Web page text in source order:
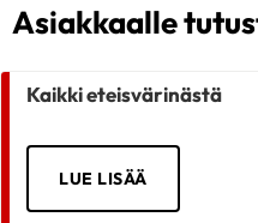
Asiakkaalle
Kaikki eteisvärinästä
LUE LISÄÄ